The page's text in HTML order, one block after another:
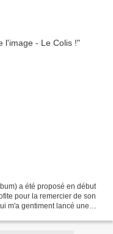
a été proposé en début
pour la remercier de son
m'a gentiment lancé une